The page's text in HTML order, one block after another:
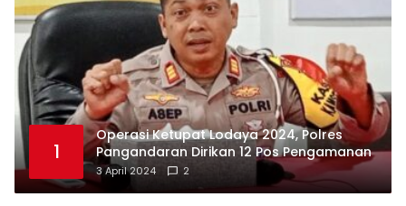
1
Operasi Ketupat Lodaya 2024, Polres
Pangandaran Dirikan 12 Pos Pengamanan
3 April 2024 2